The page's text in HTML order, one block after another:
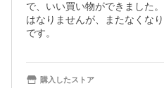
で、いい買い物ができました
はなりませんが、またなくな
です。
購入したストア